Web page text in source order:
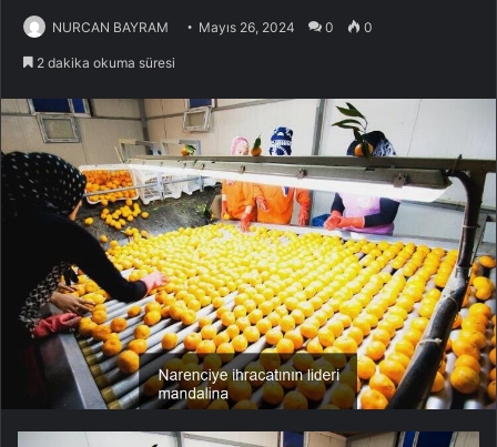
NURCAN BAYRAM Mayıs 26, 2024 0 0
2 dakika okuma süresi